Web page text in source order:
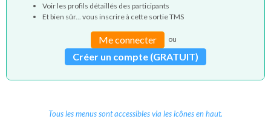
Voir les profils détaillés des participants
Et bien sûr... vous inscrire à cette sortie TMS
Me connecter ou
Créer un compte (GRATUIT)
Tous les menus sont accessibles via les icônes en haut.